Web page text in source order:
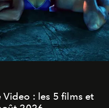
Video : les 5 films et